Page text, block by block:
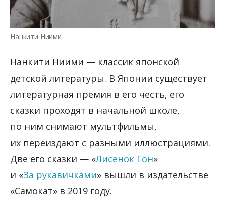
Нанкити Ниими
Нанкити Ниими — классик японской
детской литературы. В Японии существует
литературная премия в его честь, его
сказки проходят в начальной школе,
по ним снимают мультфильмы,
их переиздают с разными иллюстрациями.
Две его сказки — «Лисенок Гон»
и «За рукавичками» вышли в издательстве
«Самокат» в 2019 году.